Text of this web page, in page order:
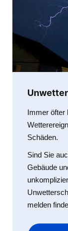
Immer öfter
Schäden.
Sind Sie
Gebäude
melden